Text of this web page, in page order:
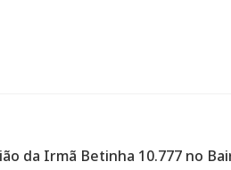
da Irmã Betinha 10.777 no